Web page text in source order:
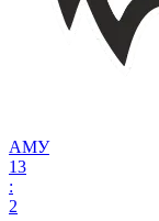
АМУ
13
:
2